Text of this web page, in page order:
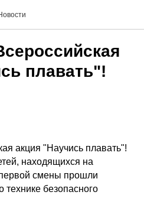
плавать"!
акция "Научись плавать"!
находящихся на
смены прошли
технике безопасного